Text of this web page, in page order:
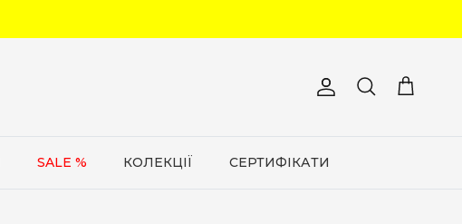
Обліковий запис
Пошук Кошик
SALE % КОЛЕКЦІЇ СЕРТИФІКАТИ